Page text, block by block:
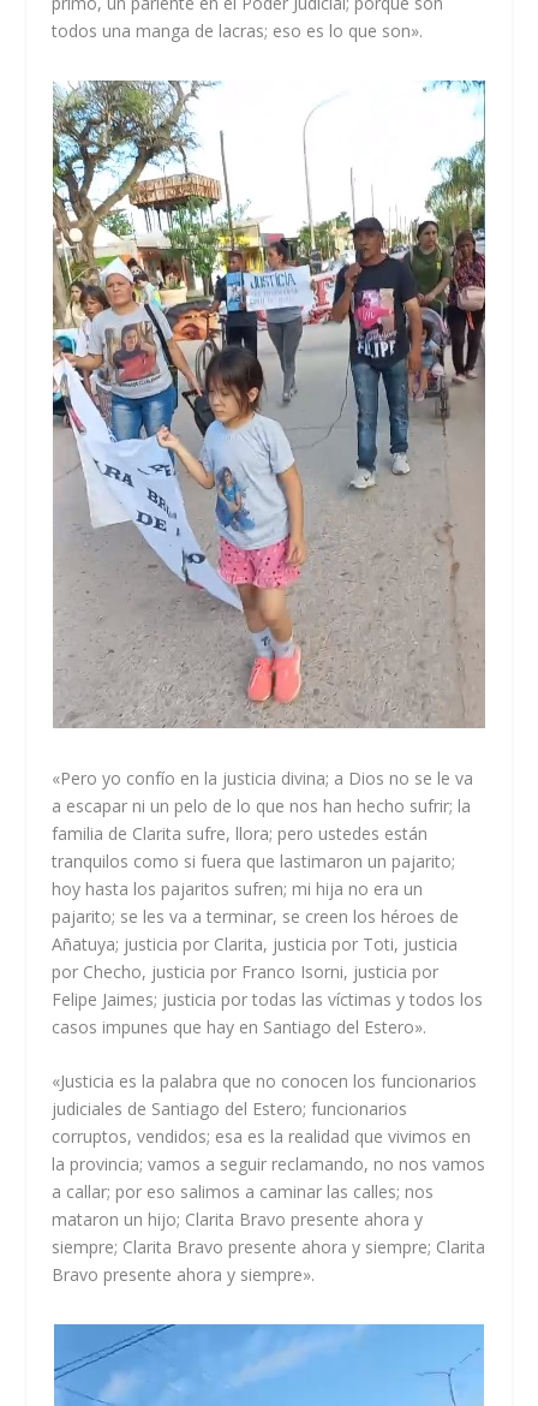
todos una manga de lacras; eso es lo que son».
«Pero yo confío en la justicia divina; a Dios no se le va
a escapar ni un pelo de lo que nos han hecho sufrir; la
familia de Clarita sufre, llora; pero ustedes están
tranquilos como si fuera que lastimaron un pajarito;
hoy hasta los pajaritos sufren; mi hija no era un
pajarito; se les va a terminar, se creen los héroes de
Añatuya; justicia por Clarita, justicia por Toti, justicia
por Checho, justicia por Franco Isorni, justicia por
Felipe Jaimes; justicia por todas las víctimas y todos los
casos impunes que hay en Santiago del Estero».
«Justicia es la palabra que no conocen los funcionarios
judiciales de Santiago del Estero; funcionarios
corruptos, vendidos; esa es la realidad que vivimos en
la provincia; vamos a seguir reclamando, no nos vamos
a callar; por eso salimos a caminar las calles; nos
mataron un hijo; Clarita Bravo presente ahora y
siempre; Clarita Bravo presente ahora y siempre; Clarita
Bravo presente ahora y siempre».